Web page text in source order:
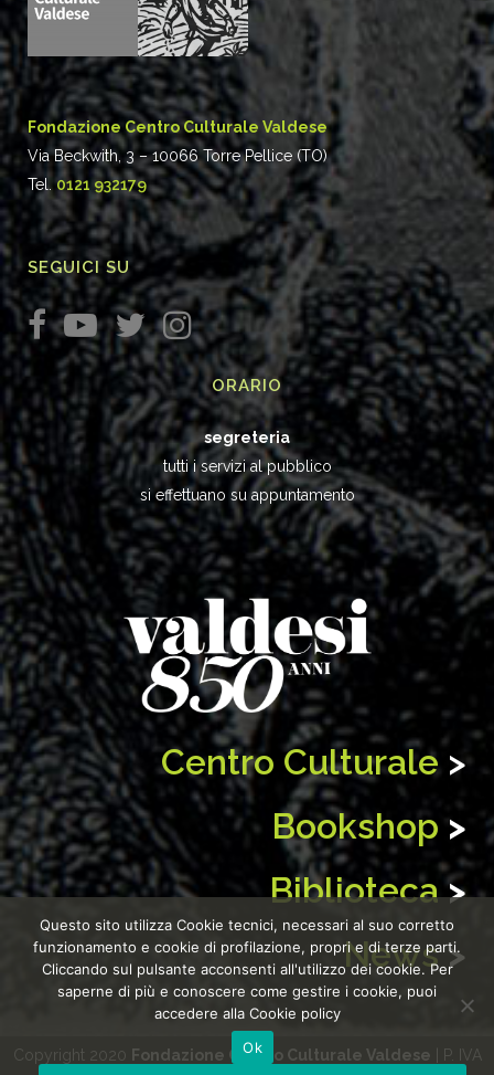
Fondazione Centro Culturale Valdese
Via Beckwith, 3 – 10066 Torre Pellice (TO)
Tel.0121 932179
SEGUICI SU
ORARIO
segreteria
tutti i servizi al pubblico
si effettuano su appuntamento
Centro Culturale >
Bookshop >
Biblioteca >
News >
Copyright 2020 Fondazione Centro Culturale Valdese | P. IVA
Questo sito utilizza Cookie tecnici, necessari al suo corretto
funzionamento e cookie di profilazione, propri e di terze parti.
Cliccando sul pulsante acconsenti all'utilizzo dei cookie. Per
saperne di più e conoscere come gestire i cookie, puoi
accedere alla Cookie policy
Ok